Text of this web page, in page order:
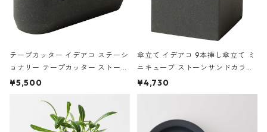
テープカッター イデアコ ステーシ
ョナリー テープカッター ストーン
サンドカラー 石調 ideaco Station
¥5,500
傘立て イデアコ 9本挿し傘立て ミ
ニキューブ ストーンサンドカラー
石調 ideaco Umbrella Stand CUB
E ストーンサンドブラック
¥4,730